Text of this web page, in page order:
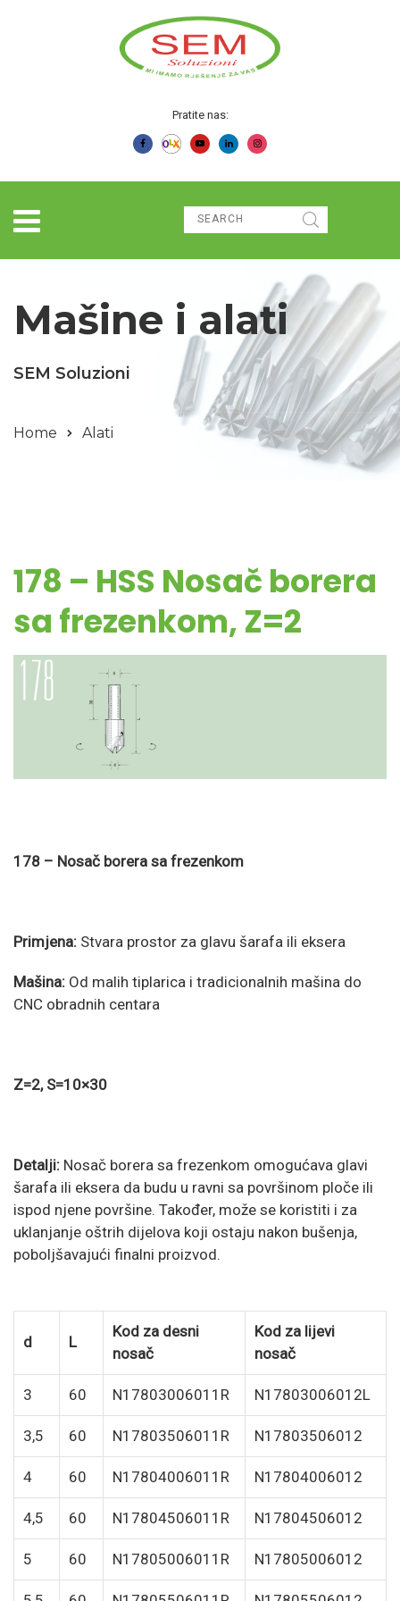
Pratite nas:
Mašine i alati
SEM Soluzioni
Home Alati
178 – HSS Nosač borera
sa frezenkom, Z=2
178 – Nosač borera sa frezenkom
Primjena: Stvara prostor za glavu šarafa ili eksera
Mašina: Od malih tiplarica i tradicionalnih mašina do
CNC obradnih centara
Z=2, S=10×30
Detalji: Nosač borera sa frezenkom omogućava glavi
šarafa ili eksera da budu u ravni sa površinom ploče ili
ispod njene površine. Također, može se koristiti i za
uklanjanje oštrih dijelova koji ostaju nakon bušenja,
poboljšavajući finalni proizvod.
d L
Kod za desni
nosač
Kod za lijevi
nosač
3 60 N17803006011R N17803006012L
3,5 60 N17803506011R N17803506012
4 60 N17804006011R N17804006012
4,5 60 N17804506011R N17804506012
5 60 N17805006011R N17805006012